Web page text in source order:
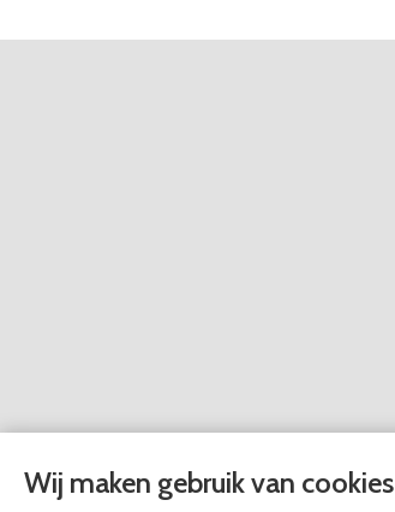
Wij maken gebruik van cookies